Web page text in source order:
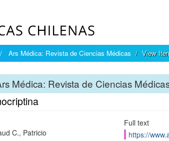
Ars Médica: Revista de Ciencias Médicas View
Médica: Revista de Ciencias
C., Patricio
Full text
https://